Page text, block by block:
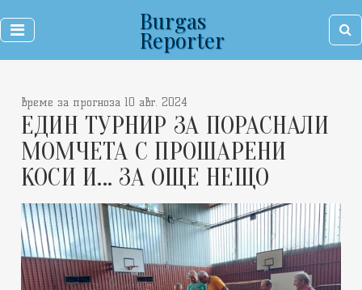
Burgas
Reporter
време за прогноза 10 авг. 2024
ЕДИН ТУРНИР ЗА ПОРАСНАЛИ
МОМЧЕТА С ПРОШАРЕНИ
КОСИ И... ЗА ОЩЕ НЕЩО